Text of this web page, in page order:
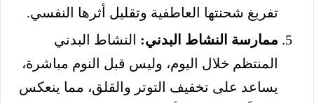
تفريغ شحنتها العاطفية وتقليل أثرها النفسي.
ممارسة النشاط البدني: النشاط البدني
المنتظم خلال اليوم، وليس قبل النوم مباشرة،
يساعد على تخفيف التوتر والقلق، مما ينعكس